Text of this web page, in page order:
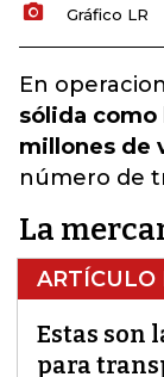
Gráfico LR
En
sólida como
millones de
número de
La
ARTÍCULO
Estas son
para